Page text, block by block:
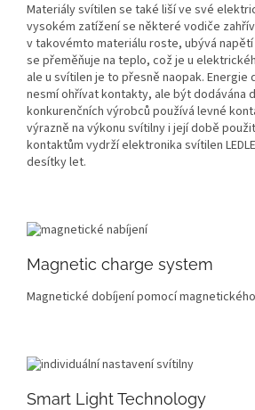
Materiály svítilen se také liší ve své
vysokém zatížení se některé vodiče
v takovémto materiálu roste, ubývá
se přeměňuje na teplo, což je u
ale u svítilen je to přesně naopak. Energie
nesmí ohřívat kontakty, ale být dodávána
konkurenčních výrobců používá levné
výrazně na výkonu svítilny i její době
kontaktům vydrží elektronika svítilen
desítky let.
Magnetic charge system
Magnetické dobíjení pomocí
Smart Light Technology